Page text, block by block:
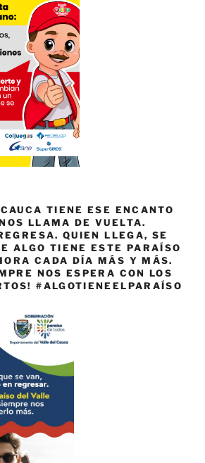
TIENE ESE ENCANTO
LLAMA DE VUELTA.
QUIEN LLEGA, SE
ALGO TIENE ESTE PARAÍSO
CADA DÍA MÁS Y MÁS.
NOS ESPERA CON LOS
#ALGOTIENEELPARAÍSO